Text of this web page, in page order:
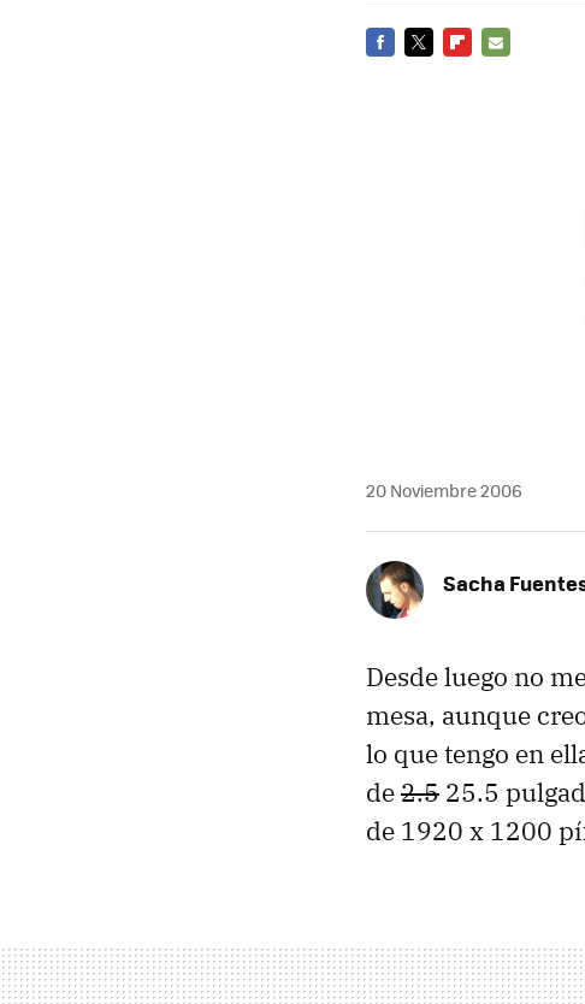
20 Noviembre 2006
Sacha
Desde luego no
mesa, aunque
lo que tengo en
de2.5 25.5
de 1920 x 1200